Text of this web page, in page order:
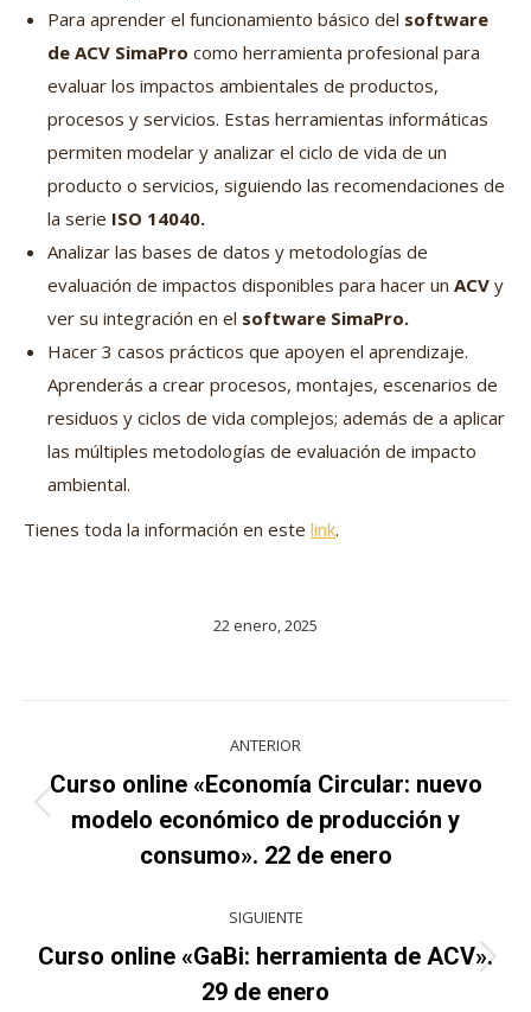
Para aprender el funcionamiento básico del software
de ACV SimaPro como herramienta profesional para
evaluar los impactos ambientales de productos,
procesos y servicios. Estas herramientas informáticas
permiten modelar y analizar el ciclo de vida de un
producto o servicios, siguiendo las recomendaciones de
la serie ISO 14040.
Analizar las bases de datos y metodologías de
evaluación de impactos disponibles para hacer un ACV y
ver su integración en el software SimaPro.
Hacer 3 casos prácticos que apoyen el aprendizaje.
Aprenderás a crear procesos, montajes, escenarios de
residuos y ciclos de vida complejos; además de a aplicar
las múltiples metodologías de evaluación de impacto
ambiental.
Tienes toda la información en este link.
22 enero, 2025
entre
proyectos
ANTERIOR
Proyecto
anterior
Curso online «Economía Circular: nuevo
modelo económico de producción y
consumo». 22 de enero
SIGUIENTE
Proyecto
siguiente
Curso online «GaBi: herramienta de ACV».
29 de enero